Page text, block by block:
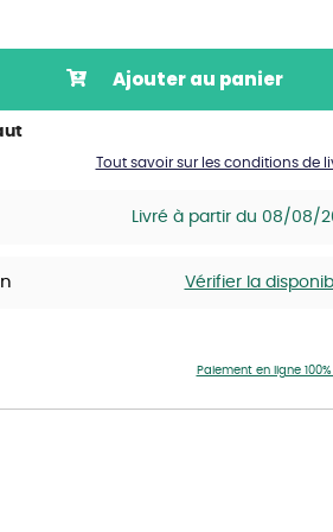
Nos marques de la nature
Ventes éphémères de
Mon potager
Livré à partir du 08/08/
Vérifier la
Ajouter au panier
Tout savoir sur les conditions de
Paiement en ligne